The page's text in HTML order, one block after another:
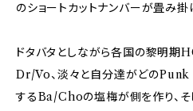
のショートカットナンバーが畳み掛
ドタバタとしながら各国の黎明期
Dr/Vo、淡々と自分達がどの
するBa/Choの塩梅が側を作り、そ